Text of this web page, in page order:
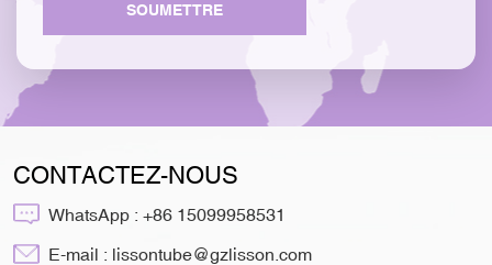
SOUMETTRE
CONTACTEZ-NOUS
WhatsApp : +86 15099958531
E-mail : lissontube@gzlisson.com